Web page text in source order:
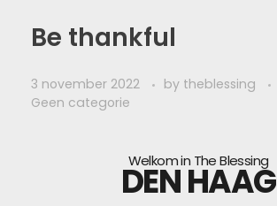
Be thankful
3 november 2022 by theblessing
Geen categorie
Welkom in The Blessing
DEN HAAG